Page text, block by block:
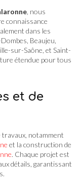
, nous
connaissance
dans les
Beaujeu,
sur-Saône, et Saint-
étendue pour tous
et de
travaux, notamment
et la construction de
. Chaque projet est
détails, garantissant